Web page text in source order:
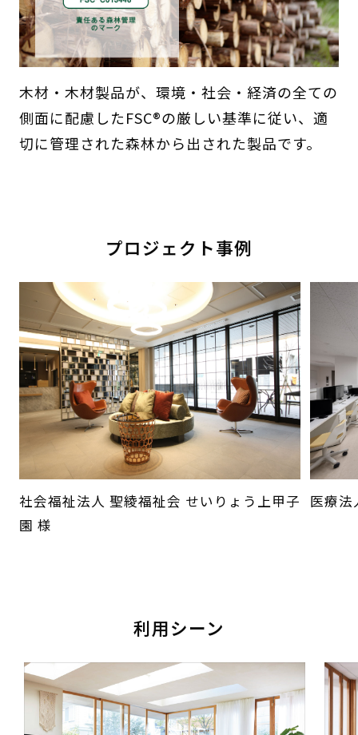
木材・木材製品が、環境・社会・経済の全ての
側面に配慮したFSC®の厳しい基準に従い、適
切に管理された森林から出された製品です。
プロジェクト事例
社会福祉法人 聖綾福祉会 せいりょう上甲子
園 様
医療
利用シーン